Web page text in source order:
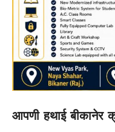
आपणी हथाई बीकानेर